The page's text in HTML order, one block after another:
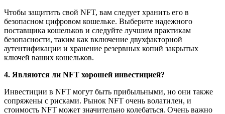
Чтобы защитить свой NFT, вам следует хранить его в
безопасном цифровом кошельке. Выберите надежного
поставщика кошельков и следуйте лучшим практикам
безопасности, таким как включение двухфакторной
аутентификации и хранение резервных копий закрытых
ключей ваших кошельков.
4. Являются ли NFT хорошей инвестицией?
Инвестиции в NFT могут быть прибыльными, но они также
сопряжены с рисками. Рынок NFT очень волатилен, и
стоимость NFT может значительно колебаться. Очень важно